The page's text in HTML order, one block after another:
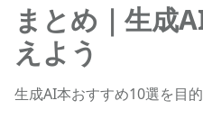
まとめ｜生成
えよう
生成AI本おすすめ10選を目